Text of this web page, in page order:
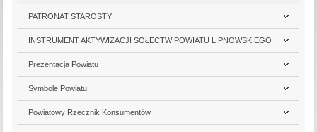
PATRONAT STAROSTY
INSTRUMENT AKTYWIZACJI SOŁECTW POWIATU LIPNOWSKIEGO
Prezentacja Powiatu
Symbole Powiatu
Powiatowy Rzecznik Konsumentów